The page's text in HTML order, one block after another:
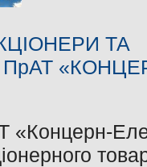
«Концерн-